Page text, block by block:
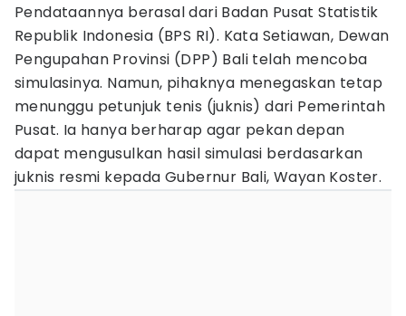
Pendataannya berasal dari Badan Pusat Statistik
Republik Indonesia (BPS RI). Kata Setiawan, Dewan
Pengupahan Provinsi (DPP) Bali telah mencoba
simulasinya. Namun, pihaknya menegaskan tetap
menunggu petunjuk tenis (juknis) dari Pemerintah
Pusat. Ia hanya berharap agar pekan depan
dapat mengusulkan hasil simulasi berdasarkan
juknis resmi kepada Gubernur Bali, Wayan Koster.